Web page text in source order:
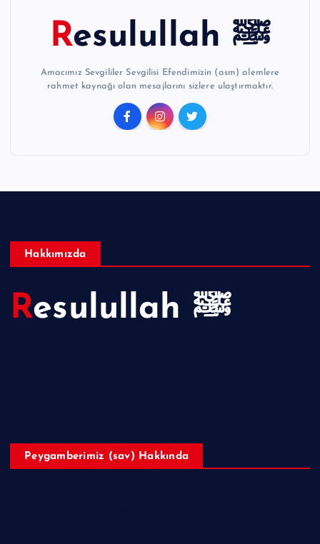
Resulullah ﷺ
Amacımız Sevgililer Sevgilisi Efendimizin (asm) alemlere
rahmet kaynağı olan mesajlarını sizlere ulaştırmaktır.
Hakkımızda
Resulullah ﷺ
Peygamberimiz (sav) Hakkında